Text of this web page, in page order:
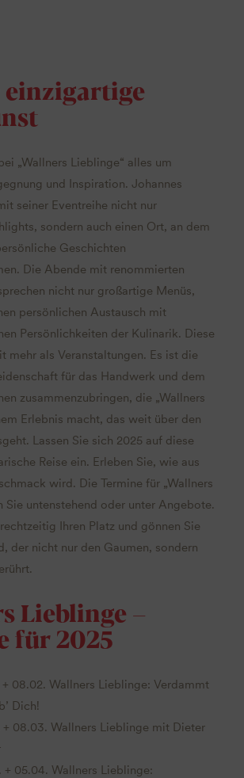
„Wallners Lieblinge“ alles um
und Inspiration. Johannes
seiner Eventreihe nicht nur
sondern auch einen Ort, an dem
Geschichten
Die Abende mit renommierten
nicht nur großartige Menüs,
persönlichen Austausch mit
Persönlichkeiten der Kulinarik. Diese
mehr als Veranstaltungen. Es ist die
für das Handwerk und dem
zusammenzubringen, die „Wallners
Erlebnis macht, das weit über den
Lassen Sie sich 2025 auf diese
Reise ein. Erleben Sie, wie aus
wird. Die Termine für „Wallners
Sie untenstehend oder unter Angebote.
Ihren Platz und gönnen Sie
der nicht nur den Gaumen, sondern
Lieblinge –
für 2025
+ 08.02. Wallners Lieblinge: Verdammt
Dich!
+ 08.03. Wallners Lieblinge mit Dieter
+ 05.04. Wallners Lieblinge: